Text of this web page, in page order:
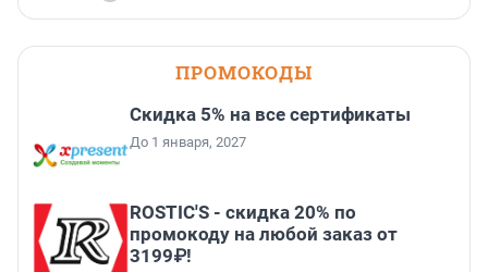
ПРОМОКОДЫ
Скидка 5% на все сертификаты
До 1 января, 2027
ROSTIC'S - скидка 20% по
промокоду на любой заказ от
3199₽!